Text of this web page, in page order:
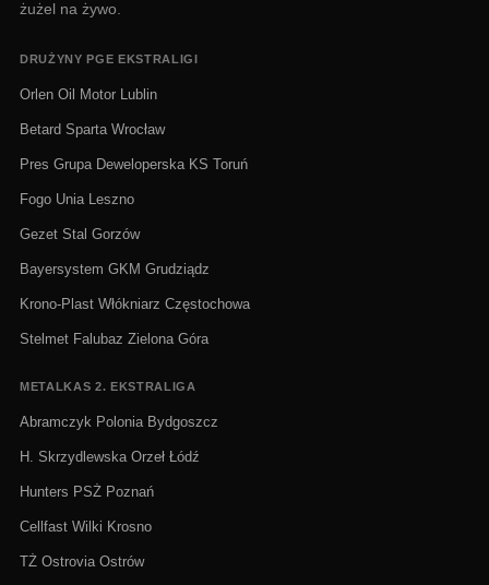
żużel na żywo.
DRUŻYNY PGE EKSTRALIGI
Orlen Oil Motor Lublin
Betard Sparta Wrocław
Pres Grupa Deweloperska KS Toruń
Fogo Unia Leszno
Gezet Stal Gorzów
Bayersystem GKM Grudziądz
Krono-Plast Włókniarz Częstochowa
Stelmet Falubaz Zielona Góra
METALKAS 2. EKSTRALIGA
Abramczyk Polonia Bydgoszcz
H. Skrzydlewska Orzeł Łódź
Hunters PSŻ Poznań
Cellfast Wilki Krosno
TŻ Ostrovia Ostrów